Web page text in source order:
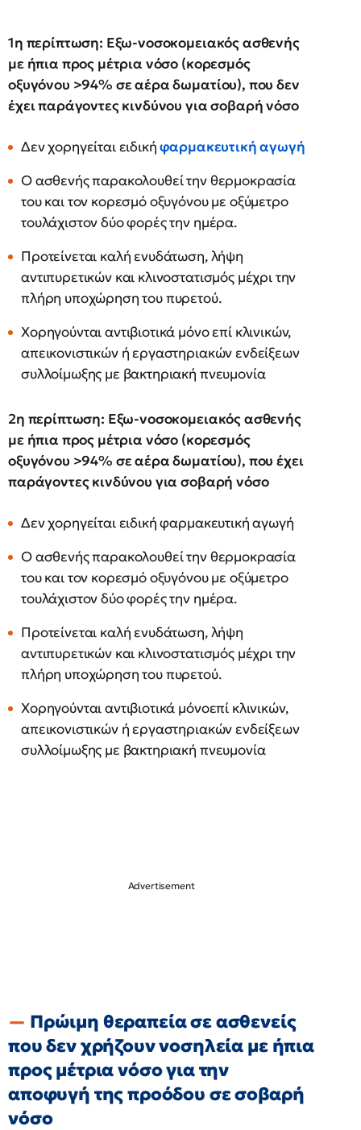
1η περίπτωση: Εξω-νοσοκομειακός ασθενής
με ήπια προς μέτρια νόσο (κορεσμός
οξυγόνου >94% σε αέρα δωματίου), που δεν
έχει παράγοντες κινδύνου για σοβαρή νόσο
Δεν χορηγείται ειδικήφαρμακευτική αγωγή
Ο ασθενής παρακολουθεί την θερμοκρασία
του και τον κορεσμό οξυγόνου με οξύμετρο
τουλάχιστον δύο φορές την ημέρα.
Προτείνεται καλή ενυδάτωση, λήψη
αντιπυρετικών και κλινοστατισμός μέχρι την
πλήρη υποχώρηση του πυρετού.
Χορηγούνται αντιβιοτικά μόνο επί κλινικών,
απεικονιστικών ή εργαστηριακών ενδείξεων
συλλοίμωξης με βακτηριακή πνευμονία
2η περίπτωση: Εξω-νοσοκομειακός ασθενής
με ήπια προς μέτρια νόσο (κορεσμός
οξυγόνου >94% σε αέρα δωματίου), που έχει
παράγοντες κινδύνου για σοβαρή νόσο
Δεν χορηγείται ειδική φαρμακευτική αγωγή
Ο ασθενής παρακολουθεί την θερμοκρασία
του και τον κορεσμό οξυγόνου με οξύμετρο
τουλάχιστον δύο φορές την ημέρα.
Προτείνεται καλή ενυδάτωση, λήψη
αντιπυρετικών και κλινοστατισμός μέχρι την
πλήρη υποχώρηση του πυρετού.
Χορηγούνται αντιβιοτικά μόνοεπί κλινικών,
απεικονιστικών ή εργαστηριακών ενδείξεων
συλλοίμωξης με βακτηριακή πνευμονία
Πρώιμη θεραπεία σε ασθενείς
που δεν χρήζουν νοσηλεία με ήπια
προς μέτρια νόσο για την
αποφυγή της προόδου σε σοβαρή
νόσο